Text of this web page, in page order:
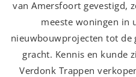
van Amersfoort gevestigd,
meeste woningen in
nieuwbouwprojecten tot de
gracht. Kennis en kunde
Verdonk Trappen